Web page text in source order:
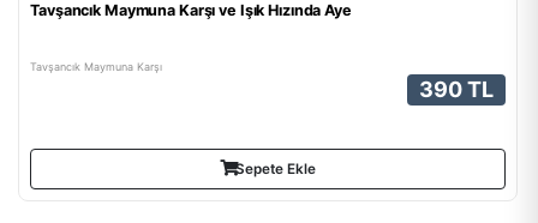
Tavşancık Maymuna Karşı ve Işık Hızında Aye
Tavşancık Maymuna Karşı
390 TL
Sepete Ekle